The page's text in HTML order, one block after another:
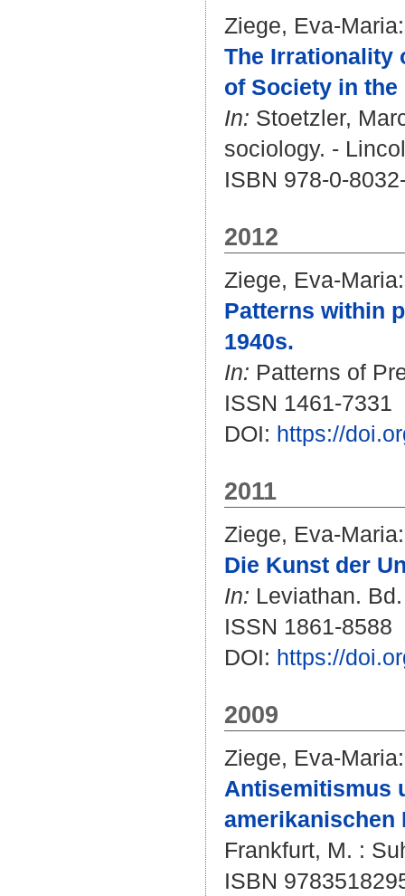
Ziege, Eva-Maria:
The Irrationality
of Society in the
In: Stoetzler,
sociology. -
ISBN 978-0-
2012
Ziege, Eva-Maria:
Patterns within
1940s.
In: Patterns of
ISSN 1461-7331
DOI: https://
2011
Ziege, Eva-Maria:
Die Kunst der
In: Leviathan.
ISSN 1861-8588
DOI: https://
2009
Ziege, Eva-Maria:
Antisemitismus
amerikanischen
Frankfurt, M. :
ISBN